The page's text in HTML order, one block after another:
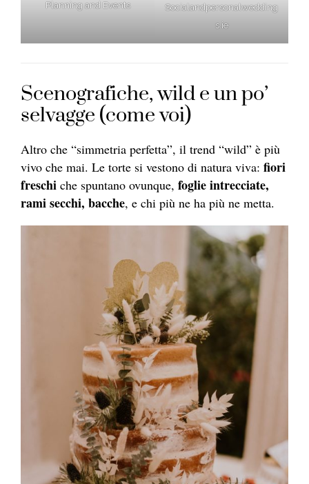
Planning and Events
Socialandpersonalwedding
s.ie
Scenografiche, wild e un po’
selvagge (come voi)
Altro che “simmetria perfetta”, il trend “wild” è più
vivo che mai. Le torte si vestono di natura viva: fiori
freschi che spuntano ovunque, foglie intrecciate,
rami secchi, bacche, e chi più ne ha più ne metta.